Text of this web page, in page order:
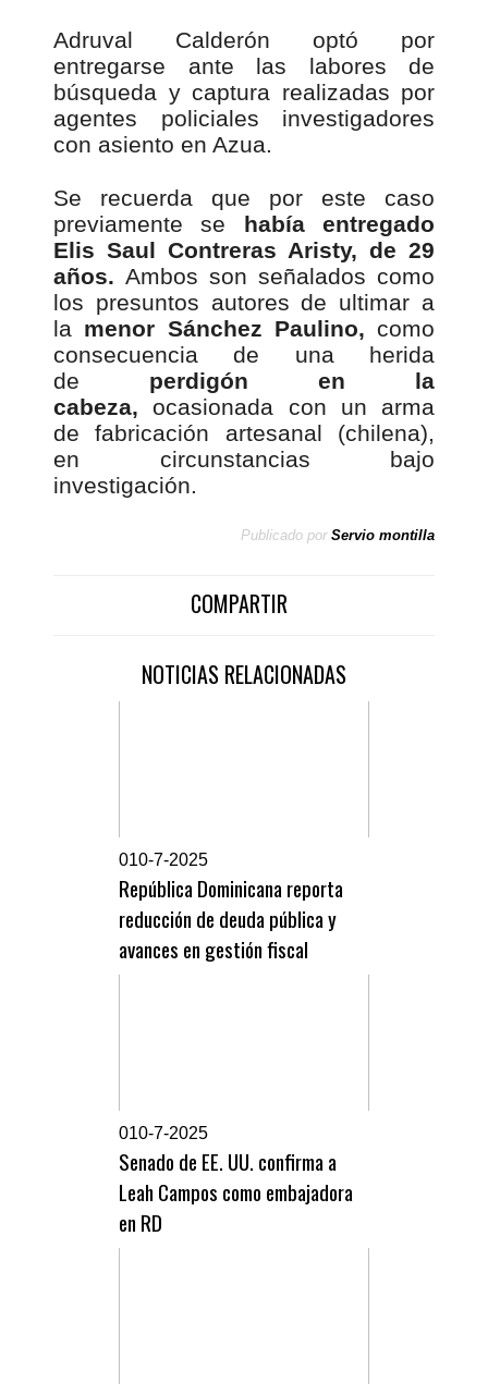
Adruval Calderón optó por
entregarse ante las labores de
búsqueda y captura realizadas por
agentes policiales investigadores
con asiento en Azua.
Se recuerda que por este caso
previamente se había entregado
Elis Saul Contreras Aristy, de 29
años. Ambos son señalados como
los presuntos autores de ultimar a
la menor Sánchez Paulino, como
consecuencia de una herida
de perdigón en la
cabeza, ocasionada con un arma
de fabricación artesanal (chilena),
en circunstancias bajo
investigación.
Publicado por Servio montilla
COMPARTIR
NOTICIAS RELACIONADAS
010-7-2025
República Dominicana reporta
reducción de deuda pública y
avances en gestión fiscal
010-7-2025
Senado de EE. UU. confirma a
Leah Campos como embajadora
en RD